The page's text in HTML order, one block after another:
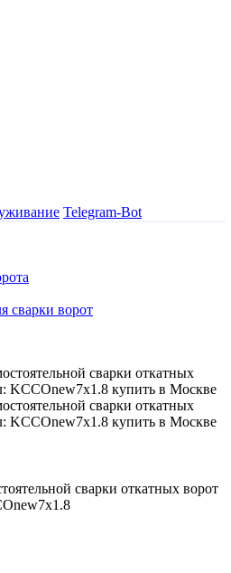
Telegram-Bot
сварки ворот
сварки откатных ворот